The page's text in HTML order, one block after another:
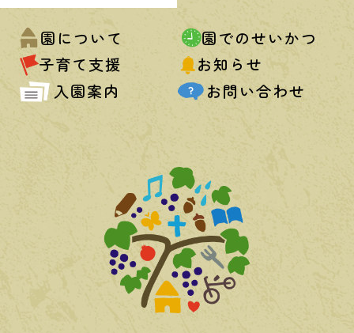
園について
園でのせいかつ
子育て支援
お知らせ
入園案内
お問い合わせ